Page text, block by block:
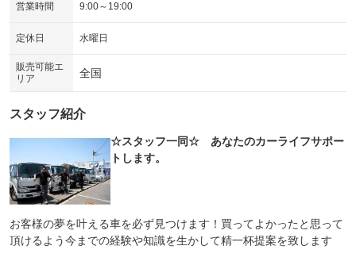
電動格納ミラー
：装備なし
サイドカメラ
エアサスペンション
：装備なし
営業時間 9:00～19:00
定休日 水曜日
販売可能エ
リア
全国
スタッフ紹介
☆スタッフ一同☆ あなたのカーライフサポー
トします。
お客様の夢を叶える車を必ず見つけます！買ってよかったと思って
頂けるよう今までの経験や知識を生かして精一杯提案を致します